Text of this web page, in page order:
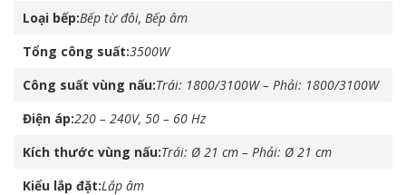
– Mặt bếp được làm từ kính Ceramic – Schott Ceran (Đức), với
Loại bếp Bếp từ đôi, Bếp âm
Tổng công suất 3500W
Công suất vùng nấu Trái: 1800/3100W – Phải: 1800/3100W
Điện áp 220 – 240V, 50 – 60 Hz
Kích thước vùng nấu Trái: Ø 21 cm – Phải: Ø 21 cm
Kiểu lắp đặt Lắp âm